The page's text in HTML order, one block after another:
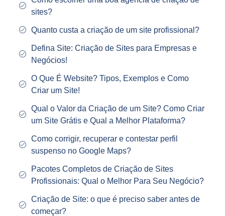
sites?
Quanto custa a criação de um site profissional?
Defina Site: Criação de Sites para Empresas e
Negócios!
O Que É Website? Tipos, Exemplos e Como
Criar um Site!
Qual o Valor da Criação de um Site? Como Criar
um Site Grátis e Qual a Melhor Plataforma?
Como corrigir, recuperar e contestar perfil
suspenso no Google Maps?
Pacotes Completos de Criação de Sites
Profissionais: Qual o Melhor Para Seu Negócio?
Criação de Site: o que é preciso saber antes de
começar?